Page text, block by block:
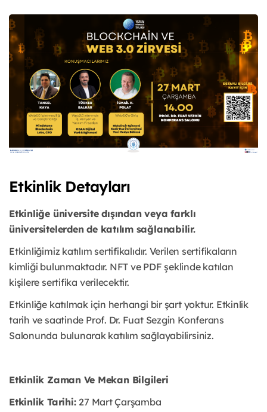
Etkinlik Detayları
Etkinliğe üniversite dışından veya farklı
üniversitelerden de katılım sağlanabilir.
Etkinliğimiz katılım sertifikalıdır. Verilen sertifikaların
kimliği bulunmaktadır. NFT ve PDF şeklinde katılan
kişilere sertifika verilecektir.
Etkinliğe katılmak için herhangi bir şart yoktur. Etkinlik
tarih ve saatinde Prof. Dr. Fuat Sezgin Konferans
Salonunda bulunarak katılım sağlayabilirsiniz.
Etkinlik Zaman Ve Mekan Bilgileri
Etkinlik Tarihi: 27 Mart Çarşamba